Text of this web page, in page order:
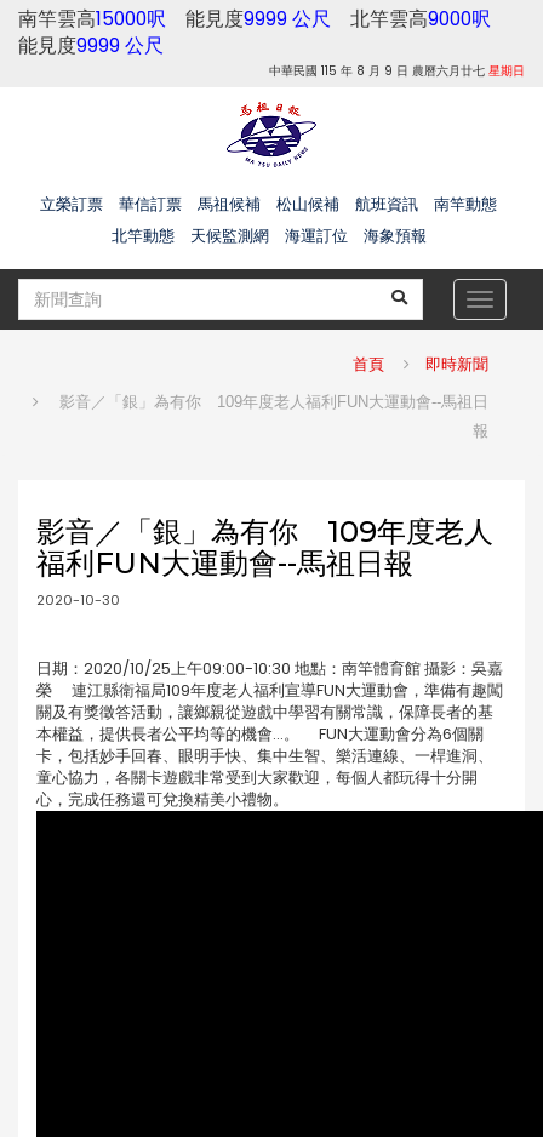
南竿雲高15000呎 能見度9999 公尺 北竿雲高9000呎
能見度9999 公尺
中華民國 115 年 8 月 9 日 農曆六月廿七 星期日
立榮訂票 華信訂票 馬祖候補 松山候補 航班資訊
南竿動態
北竿動態
天候監測網 海運訂位 海象預報
Toggle
首頁 即時新聞
影音／「銀」為有你 109年度老人福利FUN大運動會--馬祖日
報
影音／「銀」為有你 109年度老人
福利FUN大運動會--馬祖日報
2020-10-30
日期：2020/10/25上午09:00-10:30 地點：南竿體育館 攝影：吳嘉
榮 連江縣衛福局109年度老人福利宣導FUN大運動會，準備有趣闖
關及有獎徵答活動，讓鄉親從遊戲中學習有關常識，保障長者的基
本權益，提供長者公平均等的機會...。 FUN大運動會分為6個關
卡，包括妙手回春、眼明手快、集中生智、樂活連線、一桿進洞、
童心協力，各關卡遊戲非常受到大家歡迎，每個人都玩得十分開
心，完成任務還可兌換精美小禮物。